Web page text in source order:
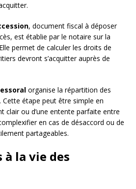
, document fiscal à déposer
est établie par le notaire sur la
permet de calculer les droits de
devront s’acquitter auprès de
organise la répartition des
Cette étape peut être simple en
clair ou d’une entente parfaite entre
en cas de désaccord ou de
partageables.
à la vie des